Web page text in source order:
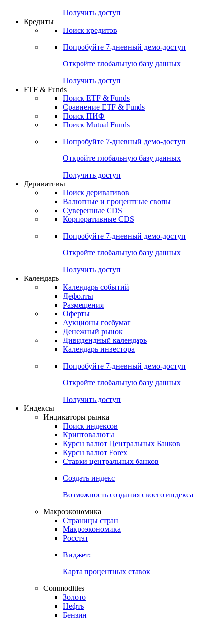
Попробуйте7-дневный
Откройте глобальную базу данных
Получить доступ
Поиск кредитов
Попробуйте7-дневный
Откройте глобальную базу данных
Получить доступ
ETF & Funds
Сравнение ETF & Funds
Поиск Mutual Funds
Попробуйте7-дневный
Откройте глобальную базу данных
Получить доступ
Деривативы
Валютные и процентные свопы
Корпоративные CDS
Попробуйте7-дневный
Откройте глобальную базу данных
Получить доступ
Календарь
Календарь событий
Дефолты
Размещения
Оферты
Денежный рынок
Календарь инвестора
Попробуйте7-дневный
Откройте глобальную базу данных
Получить доступ
Индикаторы рынка
Поиск индексов
Курсы валют Центральных Банков
Ставки центральных банков
Создать индекс
Возможность создания своего индекса
Страницы стран
Росстат
Виджет:
Карта процентных ставок